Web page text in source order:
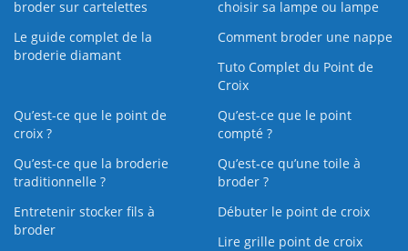
broder sur cartelettes
choisir sa lampe ou lampe
Le guide complet de la
broderie diamant
Comment broder une nappe
Tuto Complet du Point de
Croix
Qu’est-ce que le point de
croix ?
Qu’est-ce que le point
compté ?
Qu’est-ce que la broderie
traditionnelle ?
Qu’est‑ce qu’une toile à
broder ?
Entretenir stocker fils à
broder
Débuter le point de croix
Lire grille point de croix